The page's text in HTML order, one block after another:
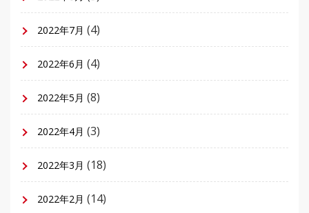
2022年7月 (4)
2022年6月 (4)
2022年5月 (8)
2022年4月 (3)
2022年3月 (18)
2022年2月 (14)